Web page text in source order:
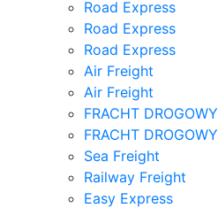
Road Express
Road Express
Road Express
Air Freight
Air Freight
FRACHT DROGOWY
FRACHT DROGOWY
Sea Freight
Railway Freight
Easy Express